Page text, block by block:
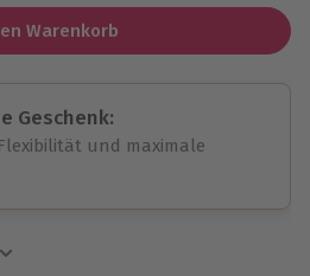
Warenkorb
Geschenk:
und maximale